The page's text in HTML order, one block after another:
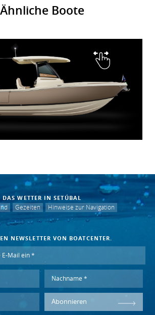
Ähnliche Boote
DAS WETTER IN SETÚBAL
Gezeiten Hinweise zur Navigation
NEWSLETTER VON BOATCENTER.
Abonnieren